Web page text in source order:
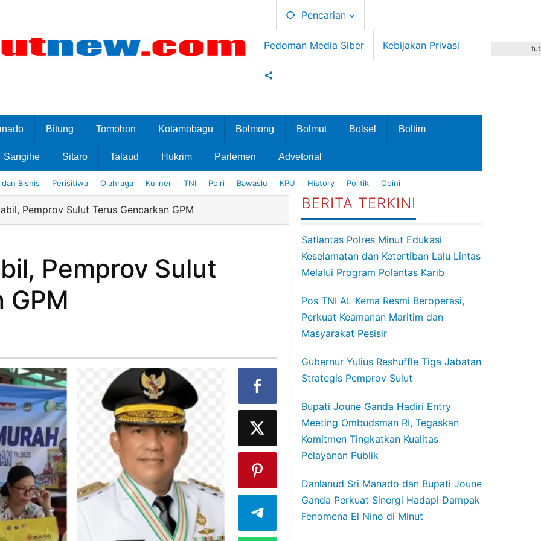
Pencarian
Pedoman Media Siber Kebijakan Privasi
Bitung Tomohon Kotamobagu Bolmong Bolmut Bolsel Boltim
Sangihe Sitaro Talaud Hukrim Parlemen Advetorial
Bisnis Perisitiwa Olahraga Kuliner TNI Polri Bawaslu KPU History Politik Opini
Pemprov Sulut Terus Gencarkan GPM
Pemprov Sulut
GPM
BERITA TERKINI
Satlantas Polres Minut Edukasi
Keselamatan dan Ketertiban Lalu Lintas
Melalui Program Polantas Karib
Pos TNI AL Kema Resmi Beroperasi,
Perkuat Keamanan Maritim dan
Masyarakat Pesisir
Gubernur Yulius Reshuffle Tiga Jabatan
Strategis Pemprov Sulut
Bupati Joune Ganda Hadiri Entry
Meeting Ombudsman RI, Tegaskan
Komitmen Tingkatkan Kualitas
Pelayanan Publik
Danlanud Sri Manado dan Bupati Joune
Ganda Perkuat Sinergi Hadapi Dampak
Fenomena El Nino di Minut